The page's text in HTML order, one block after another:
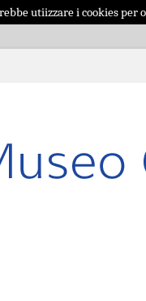
utiizzare i cookies